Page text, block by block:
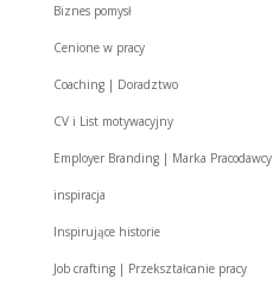
Biznes pomysł
Cenione w pracy
Coaching | Doradztwo
CV i List motywacyjny
Employer Branding | Marka Pracodawcy
inspiracja
Inspirujące historie
Job crafting | Przekształcanie pracy